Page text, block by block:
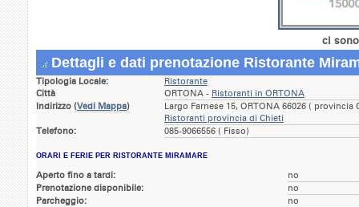
ci
Dettagli e dati prenotazione Ristorante
Tipologia Locale:
Ristorante
Città
ORTONA - Ristoranti in ORTONA
Indirizzo (Vedi Mappa)
Largo Farnese 15, ORTONA 66026 ( provincia
Ristoranti provincia di Chieti
Telefono:
085-9066556 ( Fisso)
ORARI E FERIE PER RISTORANTE MIRAMARE
Aperto fino a tardi:
no
Prenotazione disponibile:
no
Parcheggio:
no